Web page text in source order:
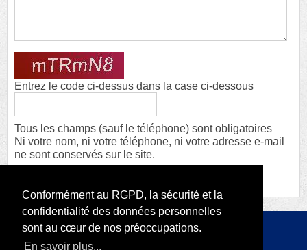
Conformément au RGPD, la sécurité et la
confidentialité des données personnelles
sont au cœur de nos préoccupations.
En savoir plus...
Entrez le code ci-dessus dans la case ci-dessous
Tous les champs (sauf le téléphone) sont obligatoires
Ni votre nom, ni votre téléphone, ni votre adresse e-mail
ne sont conservés sur le site.
Copyright 2026 par RODI Platform